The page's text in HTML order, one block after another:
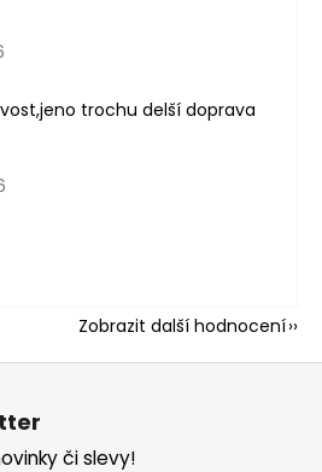
obchodu je 5 z 5 hvězdiček.
trochu delší doprava
obchodu je 5 z 5 hvězdiček.
Zobrazit další hodnocení
či slevy!